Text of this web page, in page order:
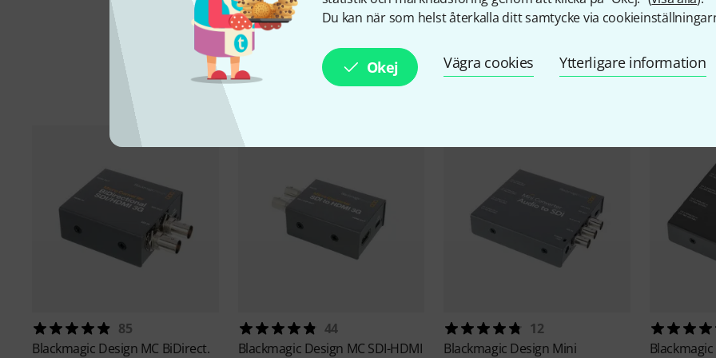
Du kan när som helst återkalla ditt samtycke via
Okej Vägra cookies Ytterligare information
Tillbehör & matchande
85
Blackmagic Design MC BiDirect.
44
Blackmagic Design MC SDI-HDMI
12
Blackmagic Design Mini